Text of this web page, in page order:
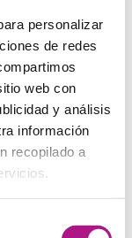
personalizar
de redes
web con
y análisis
información
recopilado a
o quieres trabajar
lo primero…
el mundo